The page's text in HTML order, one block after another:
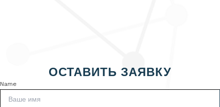
ОСТАВИТЬ ЗАЯВКУ
Name